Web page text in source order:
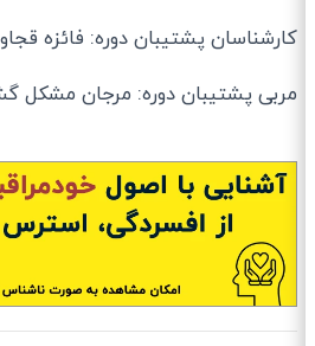
کارشناسان پشتیبان دوره: فائزه
مربی پشتیبان دوره: مرجان مشکل